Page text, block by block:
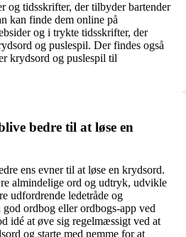
og tidsskrifter, der tilbyder bartender
kan finde dem online på
og i trykte tidsskrifter, der
og puslespil. Der findes også
krydsord og puslespil til
bedre til at løse en
ens evner til at løse en krydsord.
almindelige ord og udtryk, udvikle
udfordrende ledetråde og
ordbog eller ordbogs-app ved
idé at øve sig regelmæssigt ved at
og starte med nemme for at